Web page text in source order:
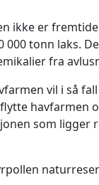
ikke er
tonn laks.
fra
vil i så
havfarmen
som ligger